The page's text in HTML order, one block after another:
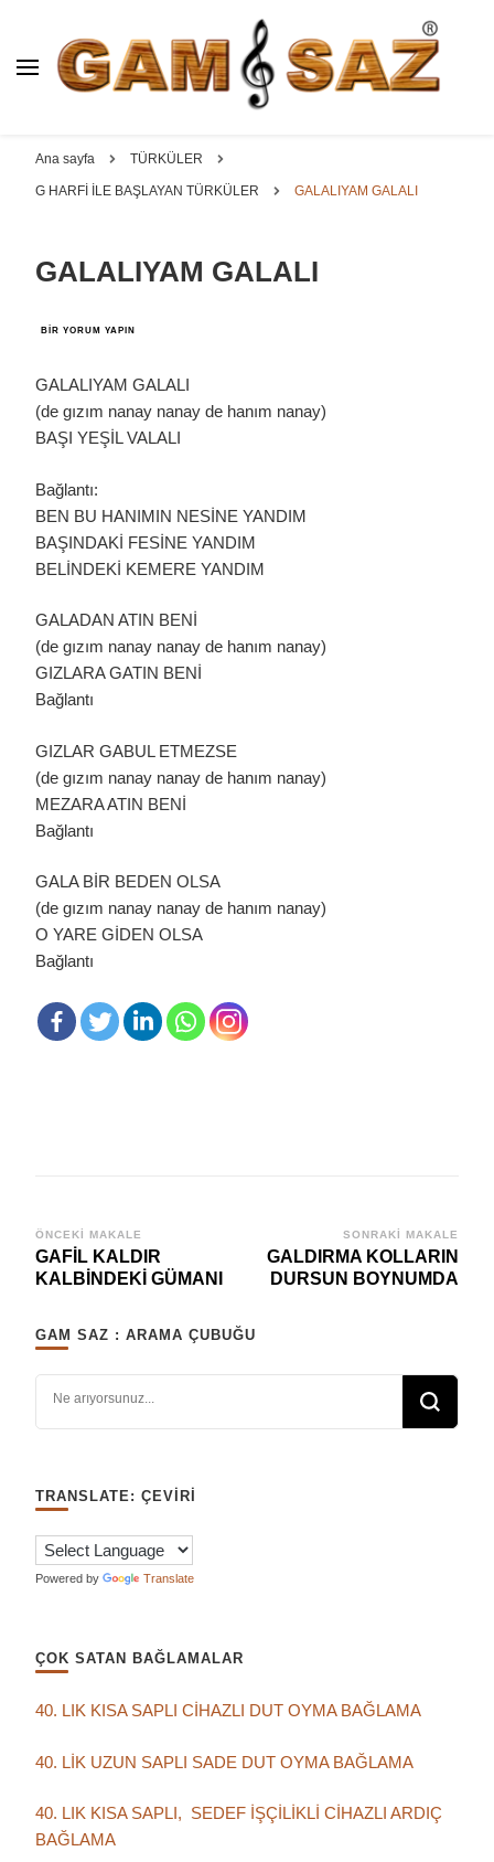
BAĞLAMA İMALAT / SATIŞ
YAPRAK || ELEKTRO ||
ÖZEL BAĞLAMA İMALAT /
Padok, Kompozit, Mat, Divan, Çöğür, Cura, Solak, Dede,
Oyma ve yaprak sazlar, özel imalat bağlamalar
Ana sayfa TÜRKÜLER
G HARFİ İLE BAŞLAYAN TÜRKÜLER GALALIYAM GALALI
GALALIYAM GALALI
GALALIYAM
BIR YORUM YAPIN
GALALIYAM GALALI
(de gızım nanay nanay de hanım nanay)
BAŞI YEŞİL VALALI
Bağlantı:
BEN BU HANIMIN NESİNE YANDIM
BAŞINDAKİ FESİNE YANDIM
BELİNDEKİ KEMERE YANDIM
GALADAN ATIN BENİ
(de gızım nanay nanay de hanım nanay)
GIZLARA GATIN BENİ
Bağlantı
GIZLAR GABUL ETMEZSE
(de gızım nanay nanay de hanım nanay)
MEZARA ATIN BENİ
Bağlantı
GALA BİR BEDEN OLSA
(de gızım nanay nanay de hanım nanay)
O YARE GİDEN OLSA
Bağlantı
Yazı
dolaşımı
ÖNCEKI MAKALE
GAFİL KALDIR
KALBİNDEKİ GÜMANI
SONRAKI MAKALE
GALDIRMA KOLLARIN
DURSUN BOYNUMDA
GAM SAZ : ARAMA ÇUBUĞU
TRANSLATE: ÇEVIRI
Powered by Translate
ÇOK SATAN BAĞLAMALAR
40. LIK KISA SAPLI CİHAZLI DUT OYMA BAĞLAMA
40. LİK UZUN SAPLI SADE DUT OYMA BAĞLAMA
40. LIK KISA SAPLI, SEDEF İŞÇİLİKLİ CİHAZLI ARDIÇ
BAĞLAMA